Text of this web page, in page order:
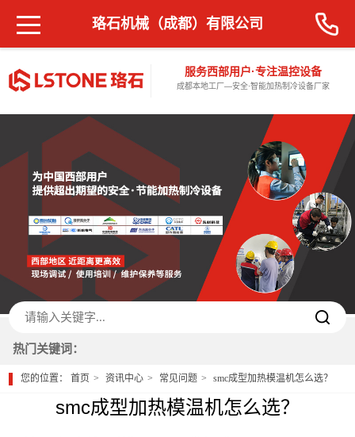
服务西部用户·专注温控设备
成都本地工厂—安全·智能加热制冷设备厂家
珞石机械（成都）有限公司
热门关键词：
您的位置：首页 资讯中心 常见问题 smc成型加热模温机怎么选？
smc成型加热模温机怎么选？